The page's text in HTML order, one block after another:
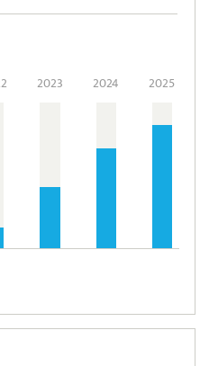
2023 2024 2025